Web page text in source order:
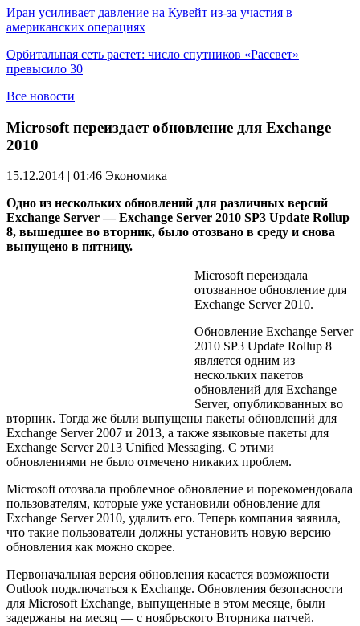
Иран усиливает давление на Кувейт из-за участия в
американских операциях
Орбитальная сеть растет: число спутников «Рассвет»
превысило 30
Все новости
Microsoft переиздает обновление для Exchange
2010
15.12.2014 | 01:46 Экономика
Одно из нескольких обновлений для различных версий
Exchange Server — Exchange Server 2010 SP3 Update Rollup
8, вышедшее во вторник, было отозвано в среду и снова
выпущено в пятницу.
Microsoft переиздала
отозванное обновление для
Exchange Server 2010.
Обновление Exchange Server
2010 SP3 Update Rollup 8
является одним из
нескольких пакетов
обновлений для Exchange
Server, опубликованных во
вторник. Тогда же были выпущены пакеты обновлений для
Exchange Server 2007 и 2013, а также языковые пакеты для
Exchange Server 2013 Unified Messaging. С этими
обновлениями не было отмечено никаких проблем.
Microsoft отозвала проблемное обновление и порекомендовала
пользователям, которые уже установили обновление для
Exchange Server 2010, удалить его. Теперь компания заявила,
что такие пользователи должны установить новую версию
обновления как можно скорее.
Первоначальная версия обновления касается возможности
Outlook подключаться к Exchange. Обновления безопасности
для Microsoft Exchange, выпущенные в этом месяце, были
задержаны на месяц — с ноябрьского Вторника патчей.